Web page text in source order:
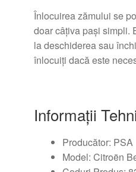
Înlocuirea zămului se
doar câțiva pași simpli.
la deschiderea sau
înlocuiți dacă este
Informații
Producător: PSA
Model: Citroën